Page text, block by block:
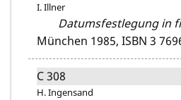
I. Illner
Datumsfestlegung in
München 1985, ISBN 3
C 308
H. Ingensand